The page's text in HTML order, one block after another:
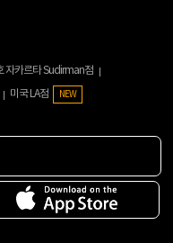
자카르타 Sudirman점
미국 LA점 NEW